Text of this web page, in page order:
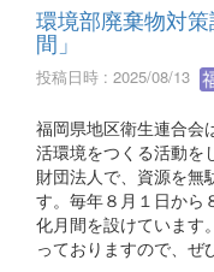
環境部廃棄物対
間」
投稿日時 : 2025/08/13
福岡県地区衛生連合会
活環境をつくる活動を
財団法人で、資源を無
す。毎年８月１日から
化月間を設けています
っておりますので、ぜ